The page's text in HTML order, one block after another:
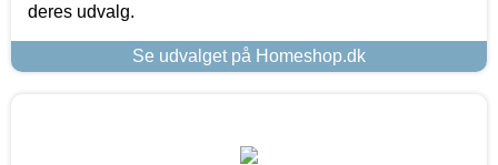
deres udvalg.
Se udvalget på Homeshop.dk